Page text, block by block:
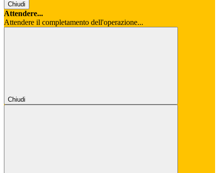
Chiudi
Attendere...
Attendere il completamento dell'operazione...
Chiudi